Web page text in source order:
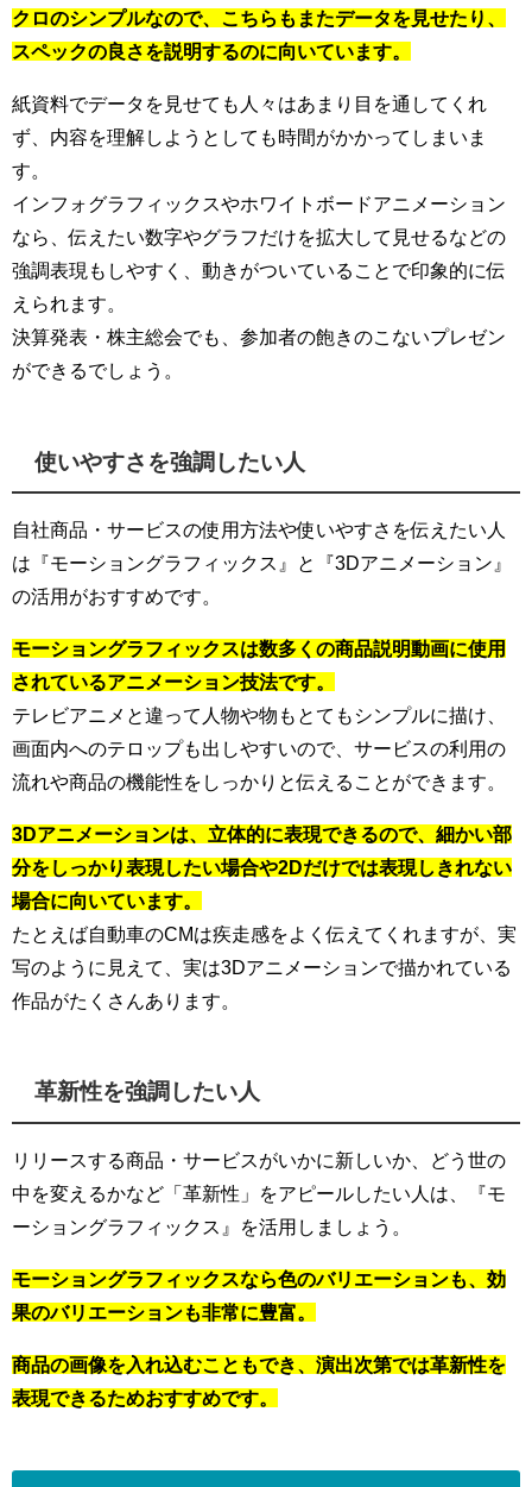
クロのシンプルなので、こちらもまたデータを見せたり、
スペックの良さを説明するのに向いています。
紙資料でデータを見せても人々はあまり目を通してくれ
ず、内容を理解しようとしても時間がかかってしまいま
す。
インフォグラフィックスやホワイトボードアニメーション
なら、伝えたい数字やグラフだけを拡大して見せるなどの
強調表現もしやすく、動きがついていることで印象的に伝
えられます。
決算発表・株主総会でも、参加者の飽きのこないプレゼン
ができるでしょう。
使いやすさを強調したい人
自社商品・サービスの使用方法や使いやすさを伝えたい人
は『モーショングラフィックス』と『3Dアニメーション』
の活用がおすすめです。
モーショングラフィックスは数多くの商品説明動画に使用
されているアニメーション技法です。
テレビアニメと違って人物や物もとてもシンプルに描け、
画面内へのテロップも出しやすいので、サービスの利用の
流れや商品の機能性をしっかりと伝えることができます。
3Dアニメーションは、立体的に表現できるので、細かい部
分をしっかり表現したい場合や2Dだけでは表現しきれない
場合に向いています。
たとえば自動車のCMは疾走感をよく伝えてくれますが、実
写のように見えて、実は3Dアニメーションで描かれている
作品がたくさんあります。
革新性を強調したい人
リリースする商品・サービスがいかに新しいか、どう世の
中を変えるかなど「革新性」をアピールしたい人は、『モ
ーショングラフィックス』を活用しましょう。
モーショングラフィックスなら色のバリエーションも、効
果のバリエーションも非常に豊富。
商品の画像を入れ込むこともでき、 演出次第では革新性を
表現できるためおすすめです。